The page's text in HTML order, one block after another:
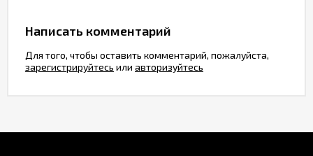
Написать комментарий
Для того, чтобы оставить комментарий, пожалуйста,
зарегистрируйтесь или авторизуйтесь